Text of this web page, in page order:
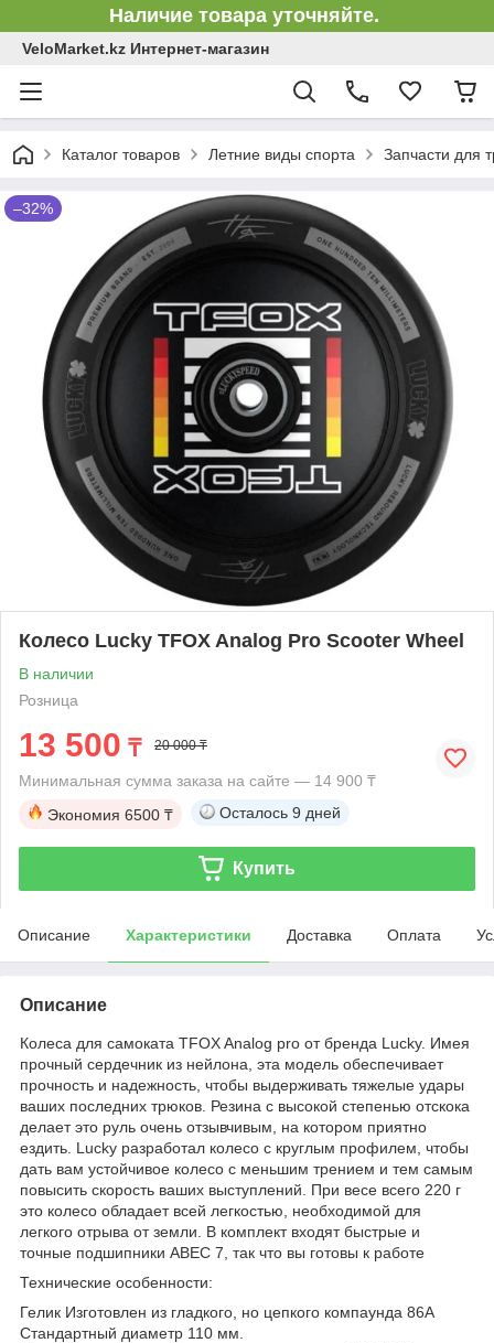
Наличие товара уточняйте.
VeloMarket.kz Интернет-магазин
Каталог товаров Летние виды спорта Запчасти для
–32%
Колесо Lucky TFOX Analog Pro Scooter Wheel
В наличии
Розница
13 500 ₸ 20 000 ₸
Минимальная сумма заказа на сайте — 14 900 ₸
Экономия 6500 ₸ Осталось 9 дней
Купить
Описание Характеристики Доставка Оплата
Описание
Колеса для самоката TFOX Analog pro от бренда Lucky. Имея
прочный сердечник из нейлона, эта модель обеспечивает
прочность и надежность, чтобы выдерживать тяжелые удары
ваших последних трюков. Резина с высокой степенью отскока
делает это руль очень отзывчивым, на котором приятно
ездить. Lucky разработал колесо с круглым профилем, чтобы
дать вам устойчивое колесо с меньшим трением и тем самым
повысить скорость ваших выступлений.
При весе всего 220 г
это колесо обладает всей легкостью, необходимой для
легкого отрыва от земли.
В комплект входят быстрые и
точные подшипники ABEC 7, так что вы готовы к работе
Технические особенности:
Гелик Изготовлен из гладкого, но цепкого компаунда 86A
Стандартный диаметр 110 мм.